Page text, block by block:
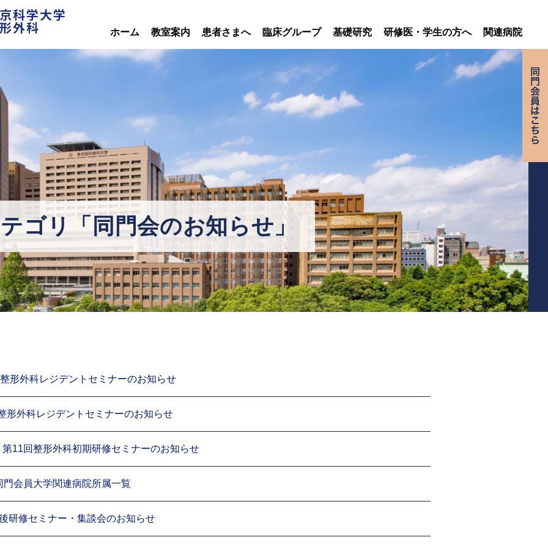
科学大学
外科 ホーム 教室案内 患者さまへ 臨床グループ 基礎研究 研修医・学生の方へ 関連病院
ゴリ「同門会のお知らせ」
形外科レジデントセミナーのお知らせ
形外科レジデントセミナーのお知らせ
第11回整形外科初期研修セミナーのお知らせ
門会員大学関連病院所属一覧
研修セミナー・集談会のお知らせ